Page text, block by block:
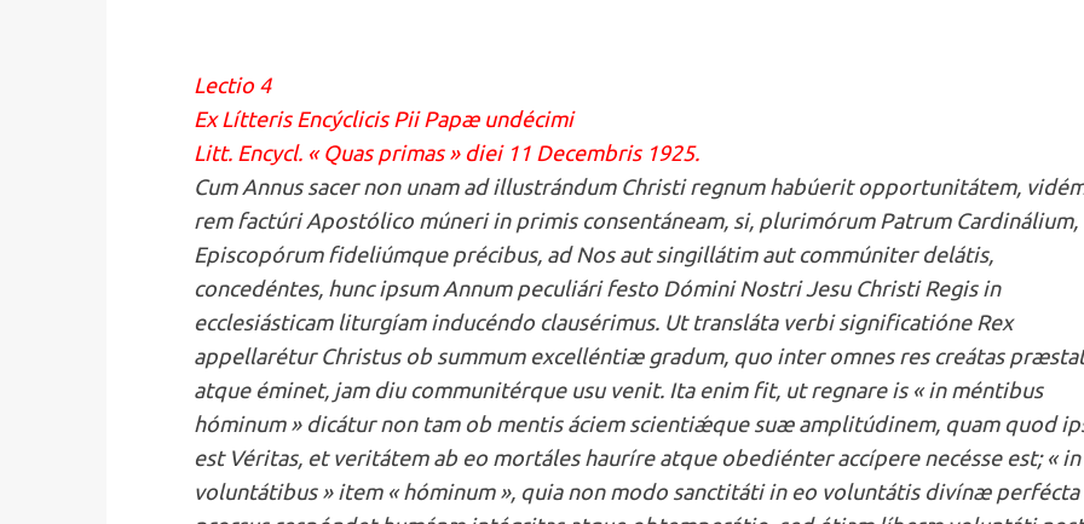
Lectio 4
Ex Lítteris Encýclicis Pii Papæ undécimi
Litt. Encycl. « Quas primas » diei 11 Decembris 1925.
Cum Annus sacer non unam ad illustrándum Christi regnum habúerit opportunitátem,
rem factúri Apostólico múneri in primis consentáneam, si, plurimórum Patrum Cardinálium,
Episcopórum fideliúmque précibus, ad Nos aut singillátim aut commúniter delátis,
concedéntes, hunc ipsum Annum peculiári festo Dómini Nostri Jesu Christi Regis in
ecclesiásticam liturgíam inducéndo clausérimus. Ut transláta verbi significatióne Rex
appellarétur Christus ob summum excelléntiæ gradum, quo inter omnes res creátas
atque éminet, jam diu communitérque usu venit. Ita enim fit, ut regnare is « in méntibus
hóminum » dicátur non tam ob mentis áciem scientiǽque suæ amplitúdinem, quam quod
est Véritas, et veritátem ab eo mortáles hauríre atque obediénter accípere necésse est; « in
voluntátibus » item « hóminum », quia non modo sanctitáti in eo voluntátis divínæ perfécta